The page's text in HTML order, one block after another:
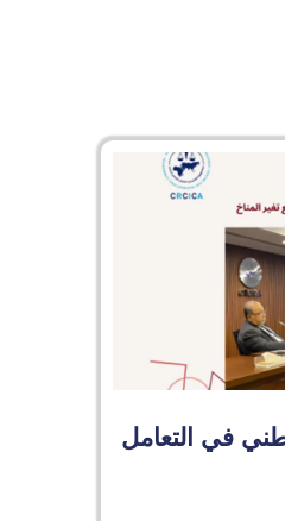
في التعامل